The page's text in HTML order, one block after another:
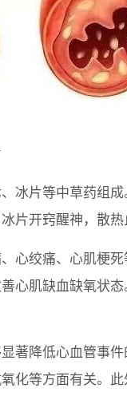
冰片等中草药组
片开窍醒神，散热
心绞痛、心肌梗
心肌缺血缺氧状
著降低心血管事
化等方面有关。